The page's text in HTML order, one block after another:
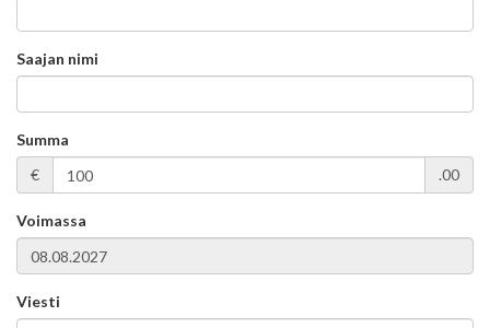
Saajan nimi
Summa
€
.00
Voimassa
Viesti